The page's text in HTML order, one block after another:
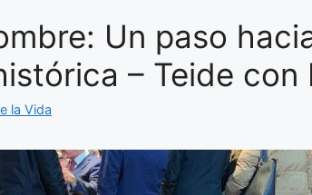
Un paso
– Teide con
la Vida